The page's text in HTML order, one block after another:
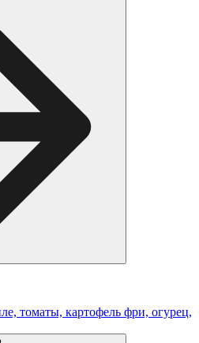
томаты, картофель фри, огурец,